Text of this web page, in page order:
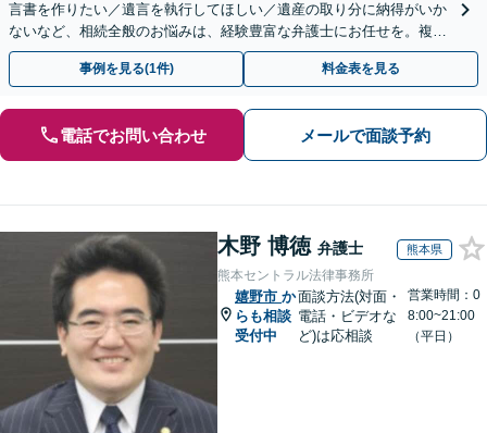
言書を作りたい／遺言を執行してほしい／遺産の取り分に納得がいか
ないなど、相続全般のお悩みは、経験豊富な弁護士にお任せを。複雑
な問題も粘り強く対応し、解決に導きます。
事例を見る(1件) 料金表を見る
電話でお問い合わせ メールで面談予約
木野 博徳 弁護士 熊本県
熊本セントラル法律事務所
嬉野市 か
らも相談
受付中
面談方法(対面・
電話・ビデオな
ど)は応相談
営業時間：0
8:00~21:00
（平日）